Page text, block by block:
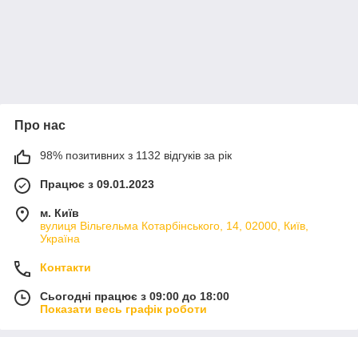
Про нас
98% позитивних з 1132 відгуків за рік
Працює з 09.01.2023
м. Київ
вулиця Вільгельма Котарбінського, 14, 02000, Київ,
Україна
Контакти
Сьогодні працює з 09:00 до 18:00
Показати весь графік роботи